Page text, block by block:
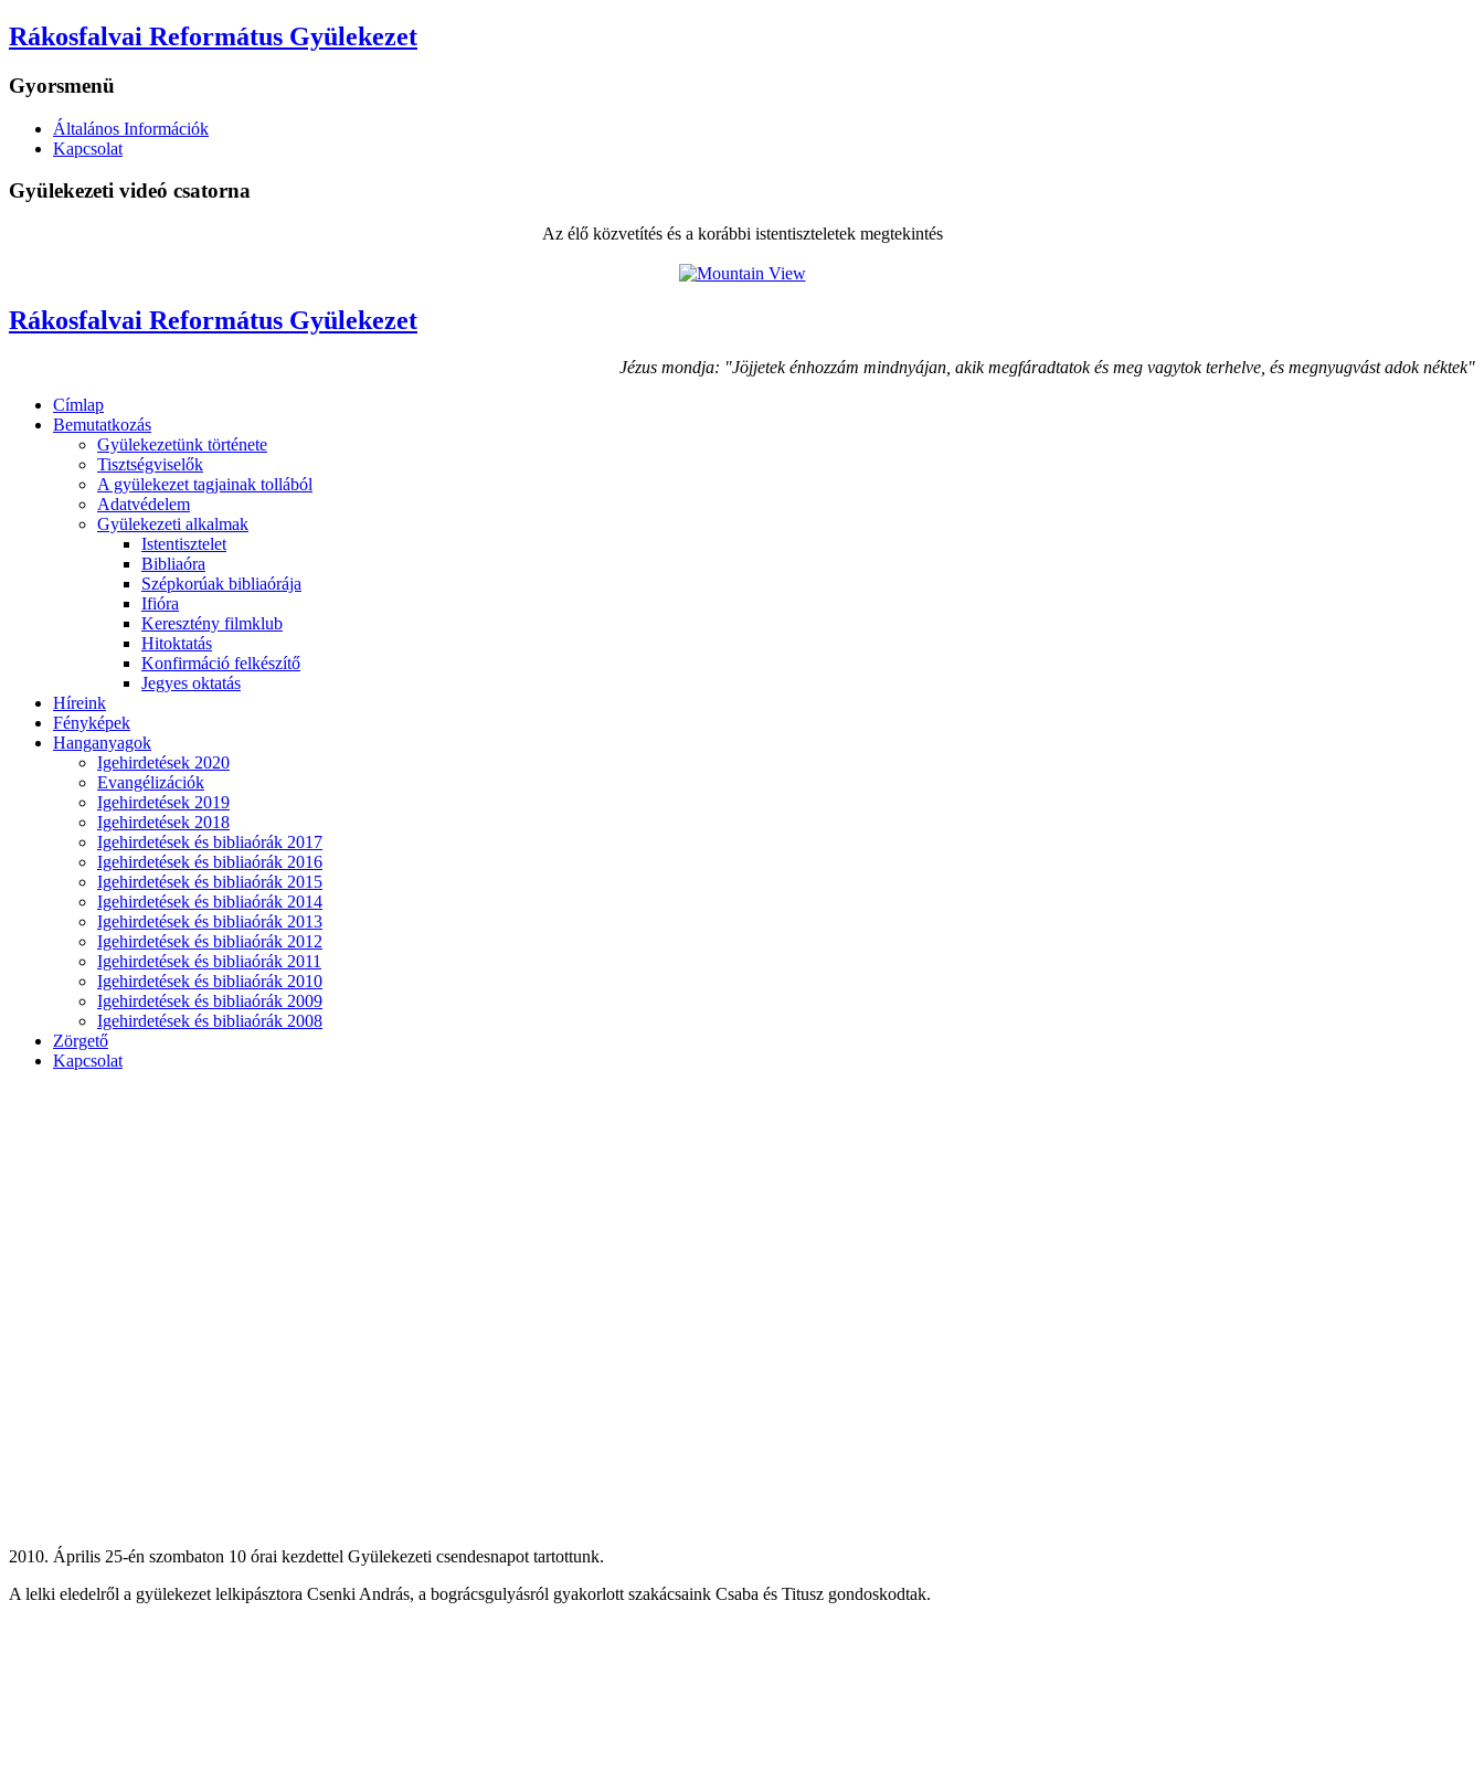
Rákosfalvai Református Gyülekezet
Gyorsmenü
Általános Információk
Kapcsolat
Gyülekezeti videó csatorna
Az élő közvetítés és a korábbi istentiszteletek megtekintés
Rákosfalvai Református Gyülekezet
Jézus mondja: "Jöjjetek énhozzám mindnyájan, akik megfáradtatok és meg vagytok terhelve, és megnyugvást adok néktek"
Címlap
Bemutatkozás
Gyülekezetünk története
Tisztségviselők
A gyülekezet tagjainak tollából
Adatvédelem
Gyülekezeti alkalmak
Istentisztelet
Bibliaóra
Szépkorúak bibliaórája
Ifióra
Keresztény filmklub
Hitoktatás
Konfirmáció felkészítő
Jegyes oktatás
Híreink
Fényképek
Hanganyagok
Igehirdetések 2020
Evangélizációk
Igehirdetések 2019
Igehirdetések 2018
Igehirdetések és bibliaórák 2017
Igehirdetések és bibliaórák 2016
Igehirdetések és bibliaórák 2015
Igehirdetések és bibliaórák 2014
Igehirdetések és bibliaórák 2013
Igehirdetések és bibliaórák 2012
Igehirdetések és bibliaórák 2011
Igehirdetések és bibliaórák 2010
Igehirdetések és bibliaórák 2009
Igehirdetések és bibliaórák 2008
Zörgető
Kapcsolat
2010. Április 25-én szombaton 10 órai kezdettel Gyülekezeti csendesnapot tartottunk.
A lelki eledelről a gyülekezet lelkipásztora Csenki András, a bográcsgulyásról gyakorlott szakácsaink Csaba és Titusz gondoskodtak.